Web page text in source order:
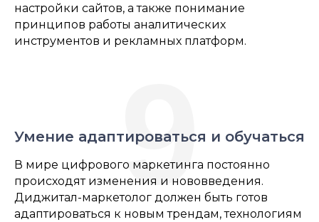
настройки сайтов, а также понимание
принципов работы аналитических
инструментов и рекламных платформ.
Умение адаптироваться и обучаться
В мире цифрового маркетинга постоянно
происходят изменения и нововведения.
Диджитал-маркетолог должен быть готов
адаптироваться к новым трендам, технологиям
9